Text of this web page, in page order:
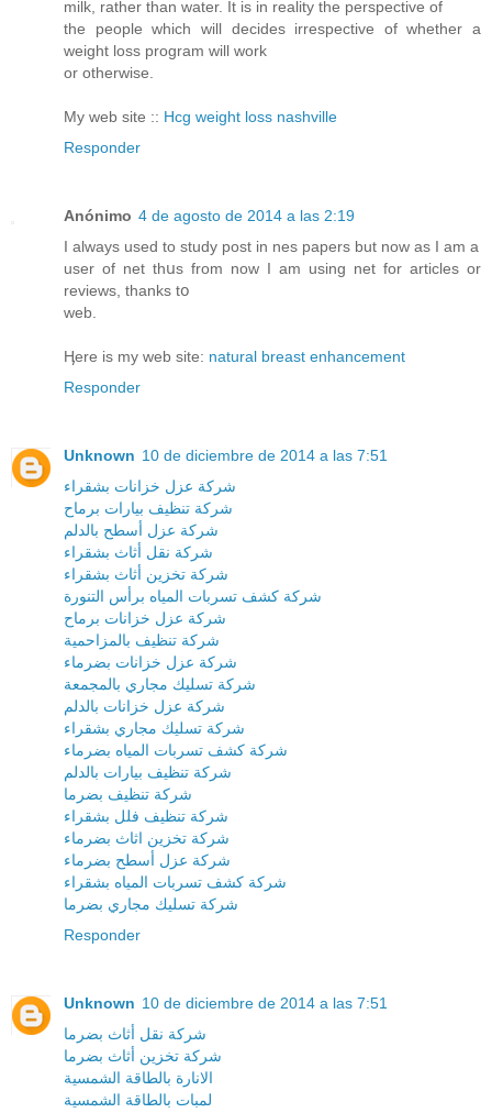
milk, rather than water. It is in reality the perspective of
the people which will decides irrespective of whether a
weight loss program will work
or otherwise.
My web site :: Hcg weight loss nashville
Responder
Anónimo 4 de agosto de 2014 a las 2:19
I alwayѕ used to study post in nes papers but now as I am a
user of net thսs from now I am using net for articles or
reviews, thanks tօ
web.
Ӊere iѕ my web site: natural breast enhancement
Responder
Unknown 10 de diciembre de 2014 a las 7:51
شركة عزل خزانات بشقراء
شركة تنظيف بيارات برماح
شركة عزل أسطح بالدلم
شركة نقل أثاث بشقراء
شركة تخزين أثاث بشقراء
شركة كشف تسربات المياه برأس التنورة
شركة عزل خزانات برماح
شركة تنظيف بالمزاحمية
شركة عزل خزانات بضرماء
شركة تسليك مجاري بالمجمعة
شركة عزل خزانات بالدلم
شركة تسليك مجاري بشقراء
شركة كشف تسربات المياه بضرماء
شركة تنظيف بيارات بالدلم
شركة تنظيف بضرما
شركة تنظيف فلل بشقراء
شركة تخزين اثاث بضرماء
شركة عزل أسطح بضرماء
شركة كشف تسربات المياه بشقراء
شركة تسليك مجاري بضرما
Responder
Unknown 10 de diciembre de 2014 a las 7:51
شركة نقل أثاث بضرما
شركة تخزين أثاث بضرما
الانارة بالطاقة الشمسية
لمبات بالطاقة الشمسية